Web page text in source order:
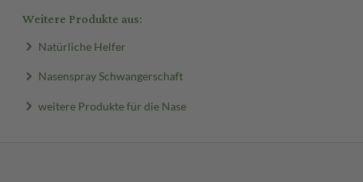
Weitere Produkte aus:
Natürliche Helfer
Nasenspray Schwangerschaft
weitere Produkte für die Nase